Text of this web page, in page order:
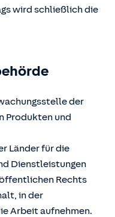
wird schließlich die
der
Produkten und
Länder für die
Dienstleistungen
Rechts
in der
Arbeit aufnehmen.